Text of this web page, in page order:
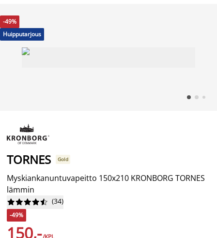
-49%
Huipputarjous
TORNES Gold
Myskiankanuntuvapeitto 150x210 KRONBORG TORNES
lämmin





 (34)
-49%
150,-